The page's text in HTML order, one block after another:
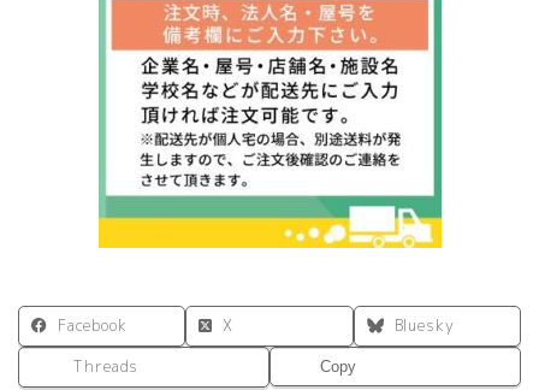
Facebook X
Bluesky
Threads
Copy